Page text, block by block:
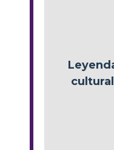
cultural